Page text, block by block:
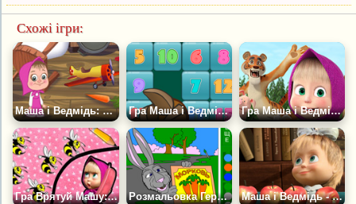
Схожі ігри:
Маша і Ведмідь: Що Зайве? Гра Маша і Ведмідь: П'ятнашки Гра Маша і Ведмідь: Дитячі Ігри
Гра Врятуй Машу: Малювалка Розмальовка Героїв Маша і Ведмідь Маша і Ведмідь - Скільки Фруктів?